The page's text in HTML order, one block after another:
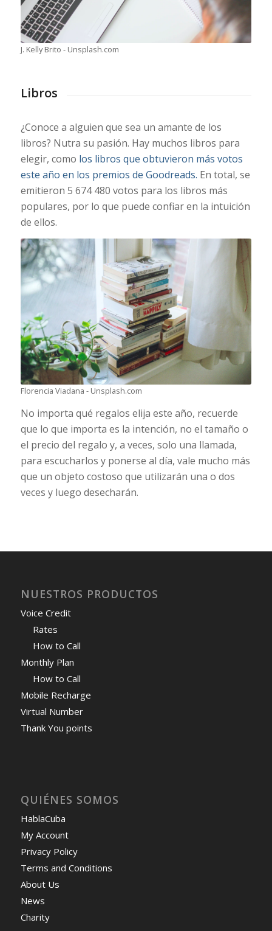
J. Kelly Brito - Unsplash.com
Libros
¿Conoce a alguien que sea un amante de los
libros? Nutra su pasión. Hay muchos libros para
elegir, como los libros que obtuvieron más votos
este año en los premios de Goodreads. En total, se
emitieron 5 674 480 votos para los libros más
populares, por lo que puede confiar en la intuición
de ellos.
Florencia Viadana - Unsplash.com
No importa qué regalos elija este año, recuerde
que lo que importa es la intención, no el tamaño o
el precio del regalo y, a veces, solo una llamada,
para escucharlos y ponerse al día, vale mucho más
que un objeto costoso que utilizarán una o dos
veces y luego desecharán.
NUESTROS PRODUCTOS
Voice Credit
Rates
How to Call
Monthly Plan
How to Call
Mobile Recharge
Virtual Number
Thank You points
QUIÉNES SOMOS
HablaCuba
My Account
Privacy Policy
Terms and Conditions
About Us
News
Charity